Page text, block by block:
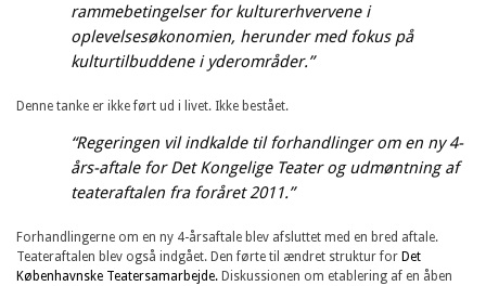
rammebetingelser for kulturerhvervene i
oplevelsesøkonomien, herunder med fokus på
kulturtilbuddene i yderområder.”
Denne tanke er ikke ført ud i livet. Ikke bestået.
“Regeringen vil indkalde til forhandlinger om en ny 4-
års-aftale for Det Kongelige Teater og udmøntning af
teateraftalen fra foråret 2011.”
Forhandlingerne om en ny 4-årsaftale blev afsluttet med en bred aftale.
Teateraftalen blev også indgået. Den førte til ændret struktur for Det
Københavnske Teatersamarbejde. Diskussionen om etablering af en åben